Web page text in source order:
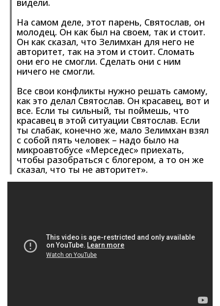
видели.
На самом деле, этот парень, Святослав, он
молодец. Он как был на своем, так и стоит.
Он как сказал, что Зелимхан для него не
авторитет, так на этом и стоит. Сломать
они его не смогли. Сделать они с ним
ничего не смогли.
Все свои конфликты нужно решать самому,
как это делал Святослав. Он красавец, вот и
все. Если ты сильный, ты поймешь, что
красавец в этой ситуации Святослав. Если
ты слабак, конечно же, мало Зелимхан взял
с собой пять человек – надо было на
микроавтобусе «Мерседес» приехать,
чтобы разобраться с блогером, а то он же
сказал, что ты не авторитет».